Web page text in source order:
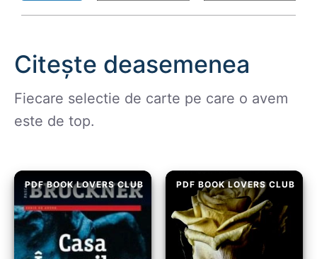
Citește deasemenea
Fiecare selectie de carte pe care o avem
este de top.
PDF BOOK LOVERS CLUB PDF BOOK LOVERS CLUB